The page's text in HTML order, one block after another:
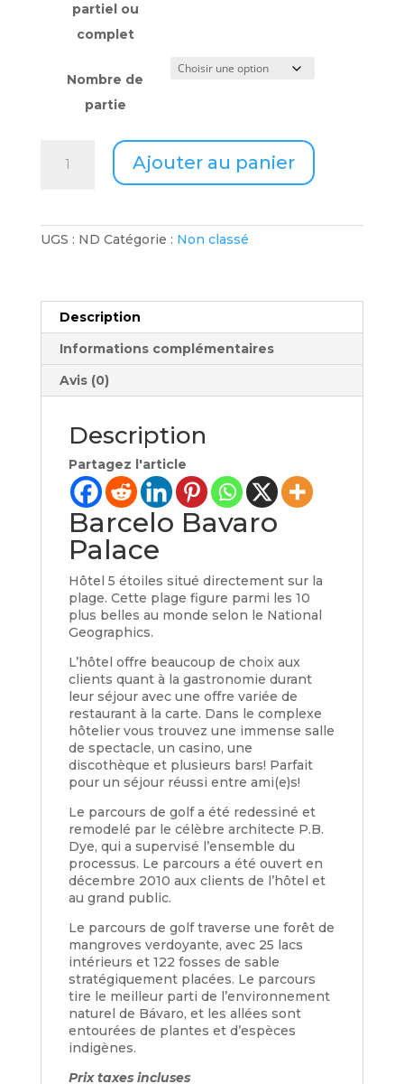
partiel ou
complet
Nombre de
partie
avril
de
groupe
-
Barcelo
Bavaro
Palace
Montréal
(PRÉ-
VENTE)
occpation
simple
Ajouter au panier
UGS : ND Catégorie : Non classé
Description
Informations complémentaires
Avis (0)
Description
Partagez l'article
Barcelo Bavaro
Palace
Hôtel 5 étoiles situé directement sur la
plage. Cette plage figure parmi les 10
plus belles au monde selon le National
Geographics.
L’hôtel offre beaucoup de choix aux
clients quant à la gastronomie durant
leur séjour avec une offre variée de
restaurant à la carte. Dans le complexe
hôtelier vous trouvez une immense salle
de spectacle, un casino, une
discothèque et plusieurs bars! Parfait
pour un séjour réussi entre ami(e)s!
Le parcours de golf a été redessiné et
remodelé par le célèbre architecte P.B.
Dye, qui a supervisé l’ensemble du
processus. Le parcours a été ouvert en
décembre 2010 aux clients de l’hôtel et
au grand public.
Le parcours de golf traverse une forêt de
mangroves verdoyante, avec 25 lacs
intérieurs et 122 fosses de sable
stratégiquement placées. Le parcours
tire le meilleur parti de l’environnement
naturel de Bávaro, et les allées sont
entourées de plantes et d’espèces
indigènes.
Prix taxes incluses